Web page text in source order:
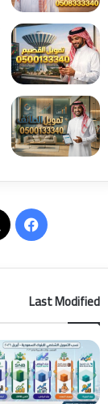
ف
ب
و
ك
Last Modified